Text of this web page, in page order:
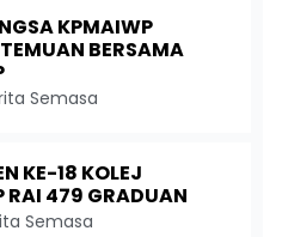
KPMAIWP
BERSAMA
Semasa
KE-18 KOLEJ
RAI 479 GRADUAN
Semasa